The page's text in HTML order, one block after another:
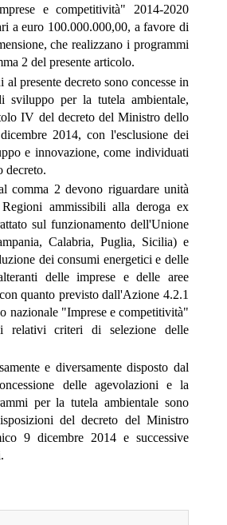
e competitività" 2014-2020
a euro 100.000.000,00, a favore di
che realizzano i programmi
2 del presente articolo.
presente decreto sono concesse in
sviluppo per la tutela ambientale,
IV del decreto del Ministro dello
2014, con l'esclusione dei
e innovazione, come individuati
decreto.
comma 2 devono riguardare unità
ammissibili alla deroga ex
sul funzionamento dell'Unione
Calabria, Puglia, Sicilia) e
dei consumi energetici e delle
delle imprese e delle aree
quanto previsto dall'Azione 4.2.1
nazionale "Imprese e competitività"
relativi criteri di selezione delle
e diversamente disposto dal
delle agevolazioni e la
per la tutela ambientale sono
del decreto del Ministro
9 dicembre 2014 e successive